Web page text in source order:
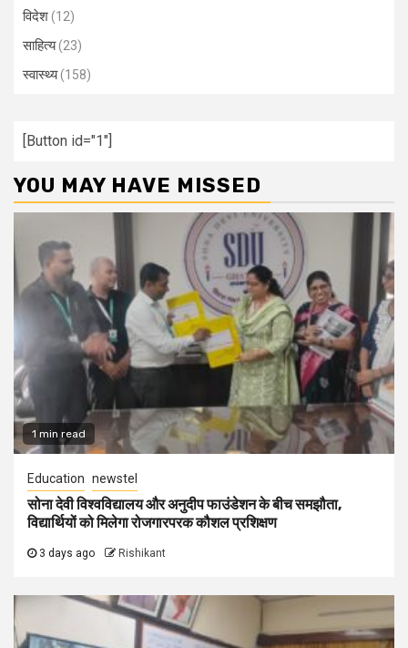
विदेश(12)
साहित्य(23)
स्वास्थ्य(158)
[Button id="1"]
YOU MAY HAVE MISSED
1 min read
Education newstel
सोना देवी विश्वविद्यालय और अनुदीप फाउंडेशन के बीच समझौता,
विद्यार्थियों को मिलेगा रोजगारपरक कौशल प्रशिक्षण
3 days ago Rishikant